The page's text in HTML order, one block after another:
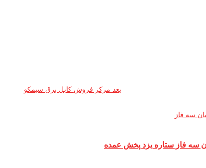
بعد مرکز فروش کابل برق سیمکو
سه فاز ستاره یزد پخش عمده